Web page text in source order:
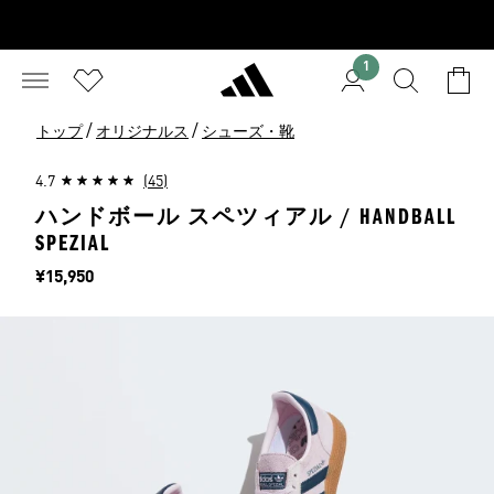
1
トップ / オリジナルス / シューズ・靴
4.7 (45)
ハンドボール スペツィアル / HANDBALL
SPEZIAL
価格
¥15,950